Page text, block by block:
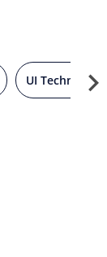
UI Technology